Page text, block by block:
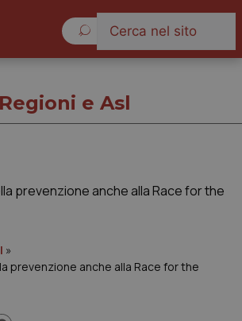
Regioni e Asl
»
prevenzione anche alla Race for the